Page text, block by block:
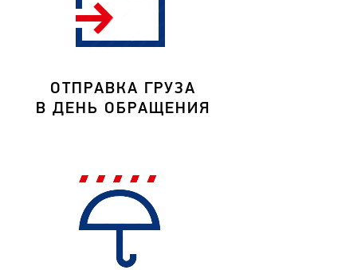
ОТПРАВКА ГРУЗА
В ДЕНЬ ОБРАЩЕНИЯ